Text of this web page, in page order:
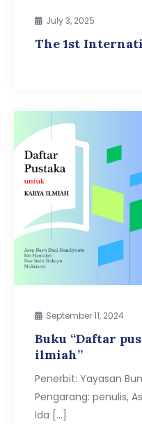
July 3, 2025
The 1st
September 11, 2024
Buku “Daftar
ilmiah”
Penerbit: Yayasan
Pengarang: penulis,
Ida […]